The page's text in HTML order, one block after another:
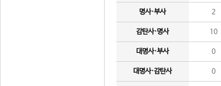
명사·부사 2
감탄사·명사 10
대명사·부사 0
대명사·감탄사 0